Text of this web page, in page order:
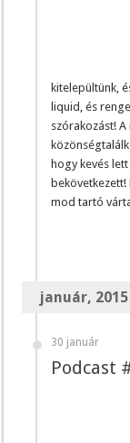
kitelepültünk,
liquid, és
szórakozást!
hogy kevés
mod tartó
január, 2015
30 január
Podcast